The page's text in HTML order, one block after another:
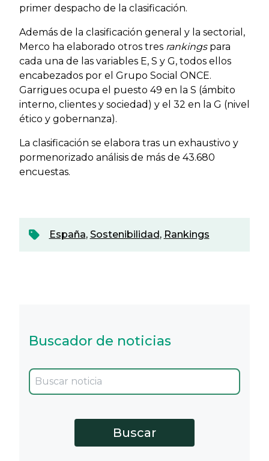
primer despacho de la clasificación.
Además de la clasificación general y la sectorial,
Merco ha elaborado otros tres rankingspara
cada una de las variables E, S y G, todos ellos
encabezados por el Grupo Social ONCE.
Garrigues ocupa el puesto 49 en la S (ámbito
interno, clientes y sociedad) y el 32 en la G (nivel
ético y gobernanza).
La clasificación se elabora tras un exhaustivo y
pormenorizado análisis de más de 43.680
encuestas.
España, Sostenibilidad, Rankings
Buscador de noticias